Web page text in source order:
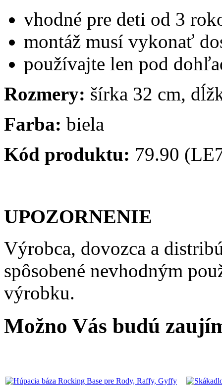
vhodné pre deti od 3
montáž musí vykonať
používajte len pod
Rozmery: šírka 32 cm,
Farba: biela
Kód produktu: 79.90
UPOZORNENIE
Výrobca, dovozca a
spôsobené nevhodným
výrobku.
Možno Vás budú